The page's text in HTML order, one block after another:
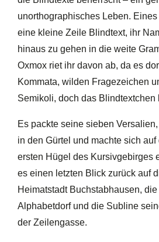
unorthographisches Leben.
eine kleine Zeile Blindtext, ihr
hinaus zu gehen in die weite
Oxmox riet ihr davon ab, da es
Kommata, wilden Fragezeichen
Semikoli, doch das
Es packte seine sieben
in den Gürtel und machte sich
ersten Hügel des Kursivgebirges
es einen letzten Blick zurück auf
Heimatstadt Buchstabhausen,
Alphabetdorf und die Subline
der Zeilengasse.